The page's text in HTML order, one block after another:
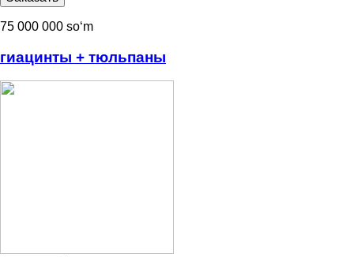
75 000 000 soʻm
гиацинты + тюльпаны